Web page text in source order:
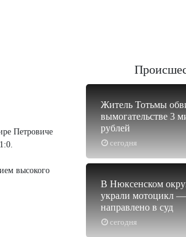
Петровиче
высокого
сегодня
Житель Тотьмы
вымогательстве 3
рублей
сегодня
В Нюксенском
украли мотоцикл
направлено в суд